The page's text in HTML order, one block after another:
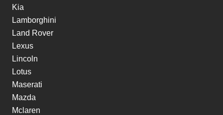
Kia
Lamborghini
Land Rover
Lexus
Lincoln
Lotus
Maserati
Mazda
Mclaren